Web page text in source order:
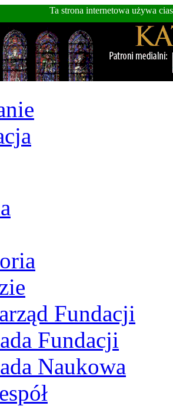
Ta strona internetowa używa
Fundacji
Fundacji
Naukowa